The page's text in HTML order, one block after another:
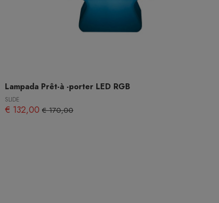
Lampada Prêt-à -porter LED RGB
SLIDE
€ 132,00 € 170,00